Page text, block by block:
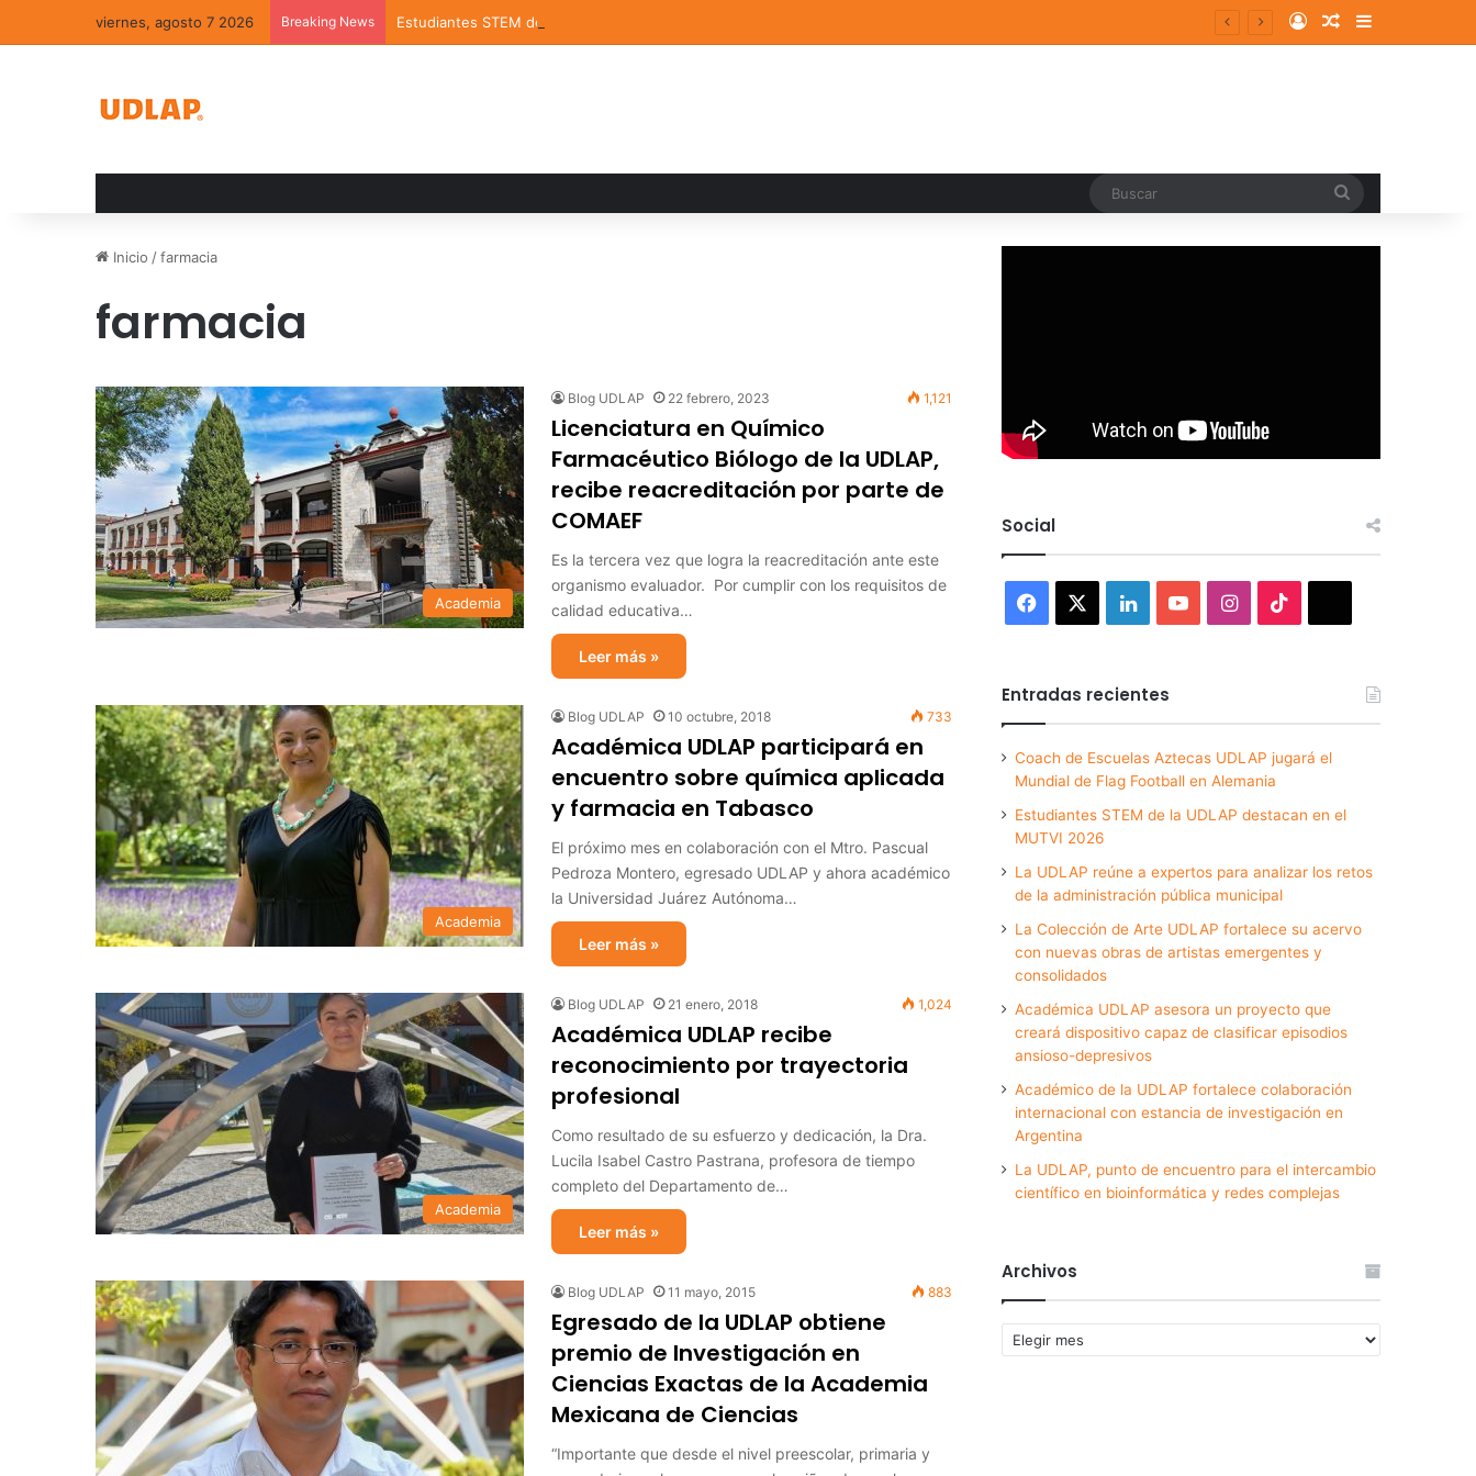
viernes, agosto 7 2026 Breaking News Estudiantes STEM de la UDLAP destacan en el MUTVI 2026 Log InRandom Article
Sidebar
Inicio /farmacia
farmacia
Academia
Blog UDLAP 22 febrero, 2023 1,121
Licenciatura en Químico
Farmacéutico Biólogo de la UDLAP,
recibe reacreditación por parte de
COMAEF
Es la tercera vez que logra la reacreditación ante este
organismo evaluador. Por cumplir con los requisitos de
calidad educativa…
Leer más »
Academia
Blog UDLAP 10 octubre, 2018 733
Académica UDLAP participará en
encuentro sobre química aplicada
y farmacia en Tabasco
El próximo mes en colaboración con el Mtro. Pascual
Pedroza Montero, egresado UDLAP y ahora académico
la Universidad Juárez Autónoma…
Leer más »
Academia
Blog UDLAP 21 enero, 2018 1,024
Académica UDLAP recibe
reconocimiento por trayectoria
profesional
Como resultado de su esfuerzo y dedicación, la Dra.
Lucila Isabel Castro Pastrana, profesora de tiempo
completo del Departamento de…
Leer más »
Blog UDLAP 11 mayo, 2015 883
Egresado de la UDLAP obtiene
premio de Investigación en
Ciencias Exactas de la Academia
Mexicana de Ciencias
“Importante que desde el nivel preescolar, primaria y
Social
Facebook LinkedInYouTubeInstagram
Entradas recientes
Coach de Escuelas Aztecas UDLAP jugará el
Mundial de Flag Football en Alemania
Estudiantes STEM de la UDLAP destacan en el
MUTVI 2026
La UDLAP reúne a expertos para analizar los retos
de la administración pública municipal
La Colección de Arte UDLAP fortalece su acervo
con nuevas obras de artistas emergentes y
consolidados
Académica UDLAP asesora un proyecto que
creará dispositivo capaz de clasificar episodios
ansioso-depresivos
Académico de la UDLAP fortalece colaboración
internacional con estancia de investigación en
Argentina
La UDLAP, punto de encuentro para el intercambio
científico en bioinformática y redes complejas
Archivos
Archivos